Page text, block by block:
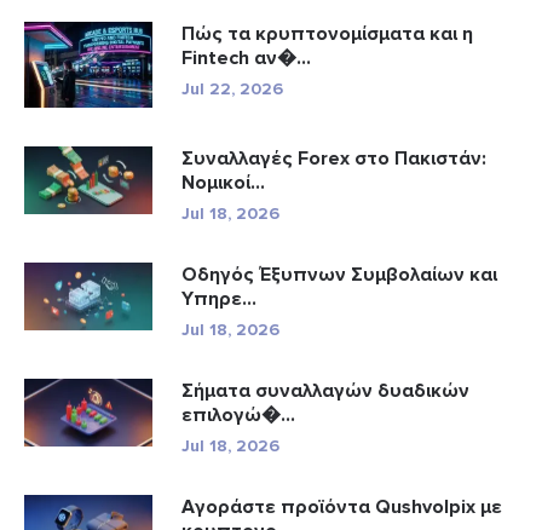
Πώς τα κρυπτονομίσματα και η
Fintech αν�...
Jul 22, 2026
Συναλλαγές Forex στο Πακιστάν:
Νομικοί...
Jul 18, 2026
Οδηγός Έξυπνων Συμβολαίων και
Υπηρε...
Jul 18, 2026
Σήματα συναλλαγών δυαδικών
επιλογώ�...
Jul 18, 2026
Αγοράστε προϊόντα Qushvolpix με